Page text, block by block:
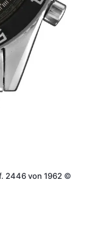
2446 von 1962 ©